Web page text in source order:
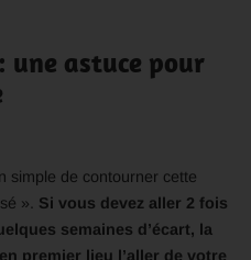
une astuce pour
simple de contourner cette
». Si vous devez aller 2 fois
semaines d’écart, la
premier lieu l’aller de votre